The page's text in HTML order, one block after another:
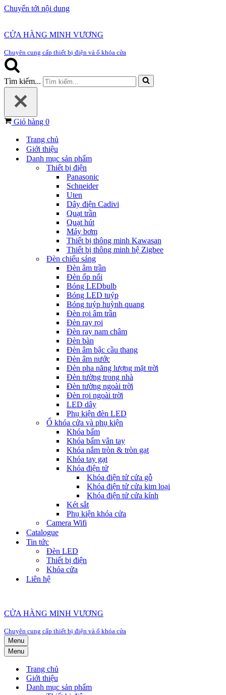
Chuyển tới nội dung
CỬA HÀNG MINH VƯƠNG
Chuyên cung cấp thiết bị điện và ổ khóa cửa
Tìm kiếm...
Giỏ hàng 0
Trang chủ
Giới thiệu
Danh mục sản phẩm
Thiết bị điện
Panasonic
Schneider
Uten
Dây điện Cadivi
Quạt trần
Quạt hút
Máy bơm
Thiết bị thông minh Kawasan
Thiết bị thông minh hệ Zigbee
Đèn chiếu sáng
Đèn âm trần
Đèn ốp nổi
Bóng LEDbulb
Bóng LED tuýp
Bóng tuýp huỳnh quang
Đèn rọi âm trần
Đèn ray rọi
Đèn ray nam châm
Đèn bàn
Đèn âm bậc cầu thang
Đèn âm nước
Đèn pha năng lượng mặt trời
Đèn tường trong nhà
Đèn tường ngoài trời
Đèn rọi ngoài trời
LED dây
Phụ kiện đèn LED
Ổ khóa cửa và phụ kiện
Khóa bấm
Khóa bấm vân tay
Khóa nắm tròn & tròn gạt
Khóa tay gạt
Khóa điện tử
Khóa điện tử cửa gỗ
Khóa điện tử cửa kim loại
Khóa điện tử cửa kính
Két sắt
Phụ kiện khóa cửa
Camera Wifi
Catalogue
Tin tức
Đèn LED
Thiết bị điện
Khóa cửa
Liên hệ
CỬA HÀNG MINH VƯƠNG
Chuyên cung cấp thiết bị điện và ổ khóa cửa
Menu
Menu
Trang chủ
Giới thiệu
Danh mục sản phẩm